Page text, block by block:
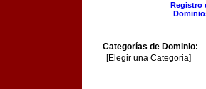
Registro
Categorías de Dominio: